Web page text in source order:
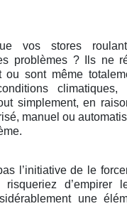
vos stores
problèmes ? Ils ne
ou sont même
climatiques,
simplement, en
manuel ou
l’initiative de le
risqueriez d’empirer
une